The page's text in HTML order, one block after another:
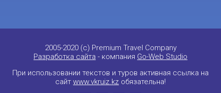
2005-2020 (c) Premium Travel Company
Разработка сайта - компания Go-Web Studio
При использовании текстов и туров активная ссылка на
сайт www.vkruiz.kz обязательна!